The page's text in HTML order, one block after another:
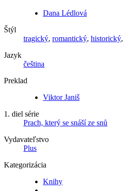
Dana Lédlová
Štýl
tragický, romantický, historický,
Jazyk
čeština
Preklad
Viktor Janiš
1. diel série
Prach, který se snáší ze snů
Vydavateľstvo
Plus
Kategorizácia
Knihy